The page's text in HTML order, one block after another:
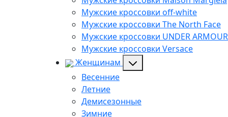
Мужские кроссовки off-white
Мужские кроссовки The North Face
Мужские кроссовки UNDER ARMOUR
Мужские кроссовки Versace
Женщинам
Весенние
Летние
Демисезонные
Зимние